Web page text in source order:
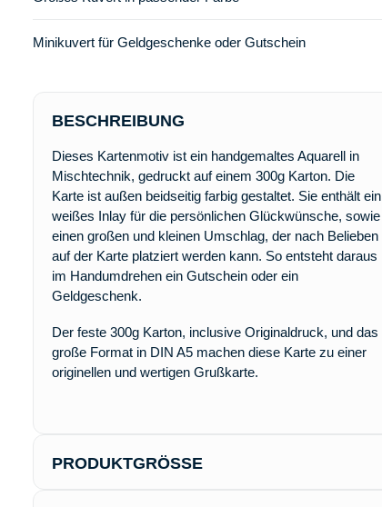
Minikuvert für Geldgeschenke oder Gutschein
BESCHREIBUNG
Dieses Kartenmotiv ist ein handgemaltes Aquarell in
Mischtechnik, gedruckt auf einem 300g Karton. Die
Karte ist außen beidseitig farbig gestaltet. Sie enthält ein
weißes Inlay für die persönlichen Glückwünsche, sowie
einen großen und kleinen Umschlag, der nach Belieben
auf der Karte platziert werden kann. So entsteht daraus
im Handumdrehen ein Gutschein oder ein
Geldgeschenk.
Der feste 300g Karton, inclusive Originaldruck, und das
große Format in DIN A5 machen diese Karte zu einer
originellen und wertigen Grußkarte.
PRODUKTGRÖSSE